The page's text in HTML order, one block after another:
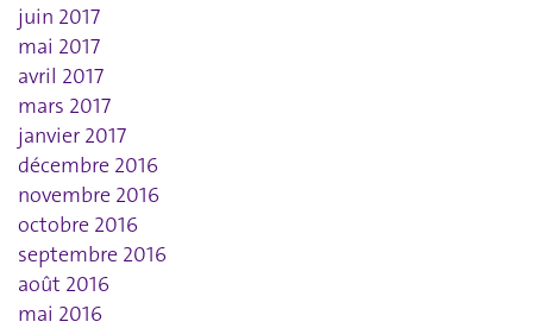
juin 2017
mai 2017
avril 2017
mars 2017
janvier 2017
décembre 2016
novembre 2016
octobre 2016
septembre 2016
août 2016
mai 2016